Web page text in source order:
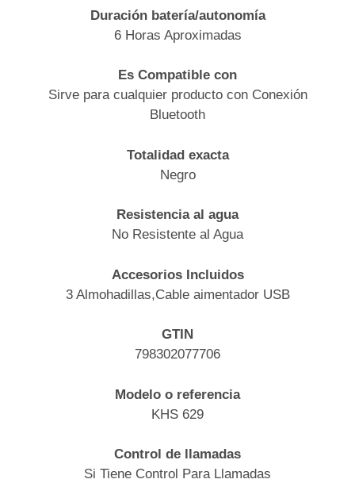
Duración batería/autonomía
6 Horas Aproximadas
Es Compatible con
Sirve para cualquier producto con Conexión
Bluetooth
Totalidad exacta
Negro
Resistencia al agua
No Resistente al Agua
Accesorios Incluidos
3 Almohadillas,Cable aimentador USB
GTIN
798302077706
Modelo o referencia
KHS 629
Control de llamadas
Si Tiene Control Para Llamadas